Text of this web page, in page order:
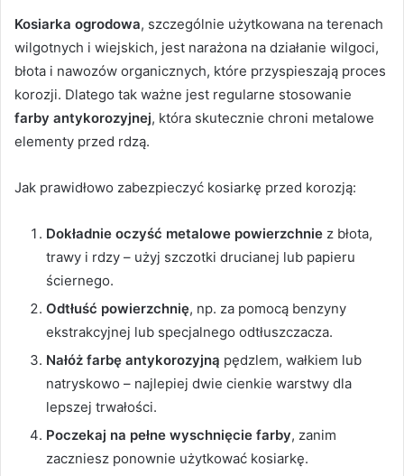
Kosiarka ogrodowa, szczególnie użytkowana na terenach
wilgotnych i wiejskich, jest narażona na działanie wilgoci,
błota i nawozów organicznych, które przyspieszają proces
korozji. Dlatego tak ważne jest regularne stosowanie
farby antykorozyjnej, która skutecznie chroni metalowe
elementy przed rdzą.
Jak prawidłowo zabezpieczyć kosiarkę przed korozją:
Dokładnie oczyść metalowe powierzchnie z błota,
trawy i rdzy – użyj szczotki drucianej lub papieru
ściernego.
Odtłuść powierzchnię, np. za pomocą benzyny
ekstrakcyjnej lub specjalnego odtłuszczacza.
Nałóż farbę antykorozyjną pędzlem, wałkiem lub
natryskowo – najlepiej dwie cienkie warstwy dla
lepszej trwałości.
Poczekaj na pełne wyschnięcie farby, zanim
zaczniesz ponownie użytkować kosiarkę.